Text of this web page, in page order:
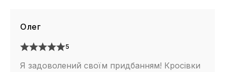
Олег
5
Я задоволений своїм придбанням! Кросівки